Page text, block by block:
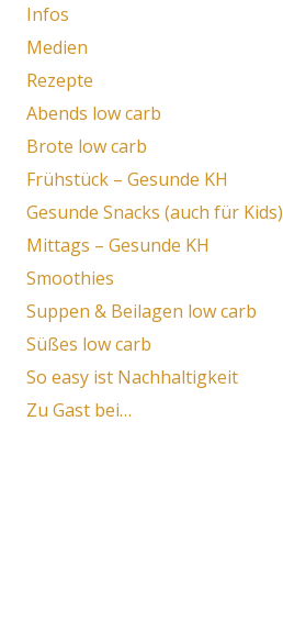
Infos
Medien
Rezepte
Abends low carb
Brote low carb
Frühstück – Gesunde KH
Gesunde Snacks (auch für Kids)
Mittags – Gesunde KH
Smoothies
Suppen & Beilagen low carb
Süßes low carb
So easy ist Nachhaltigkeit
Zu Gast bei…